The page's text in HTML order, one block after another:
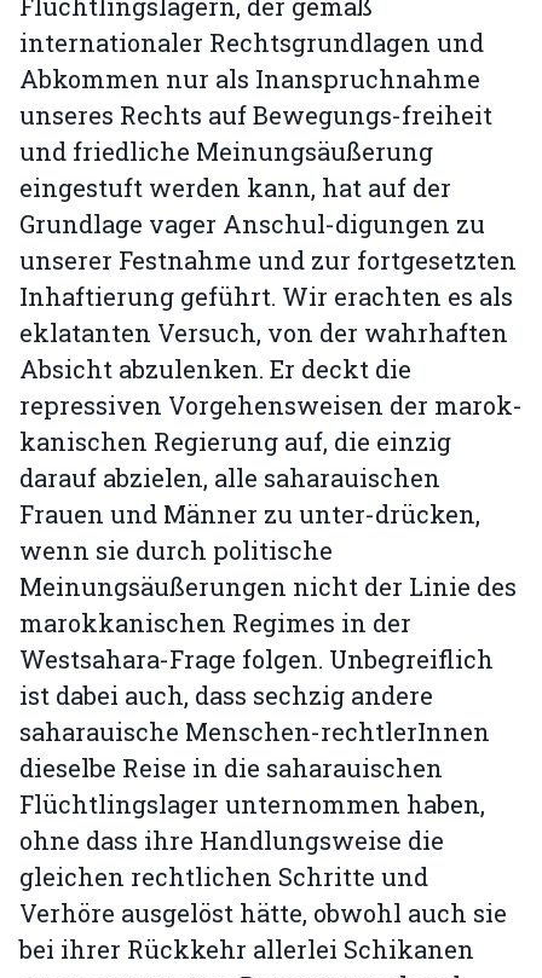
internationaler Rechtsgrundlagen und
Abkommen nur als Inanspruchnahme
unseres Rechts auf Bewegungs-freiheit
und friedliche Meinungsäußerung
eingestuft werden kann, hat auf der
Grundlage vager Anschul-digungen zu
unserer Festnahme und zur fortgesetzten
Inhaftierung geführt. Wir erachten es als
eklatanten Versuch, von der wahrhaften
Absicht abzulenken. Er deckt die
repressiven Vorgehensweisen der marok-
kanischen Regierung auf, die einzig
darauf abzielen, alle saharauischen
Frauen und Männer zu unter-drücken,
wenn sie durch politische
Meinungsäußerungen nicht der Linie des
marokkanischen Regimes in der
Westsahara-Frage folgen. Unbegreiflich
ist dabei auch, dass sechzig andere
saharauische Menschen-rechtlerInnen
dieselbe Reise in die saharauischen
Flüchtlingslager unternommen haben,
ohne dass ihre Handlungsweise die
gleichen rechtlichen Schritte und
Verhöre ausgelöst hätte, obwohl auch sie
bei ihrer Rückkehr allerlei Schikanen